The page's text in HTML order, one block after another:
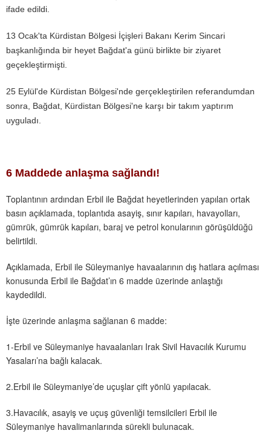
ifade edildi.
13 Ocak'ta Kürdistan Bölgesi İçişleri Bakanı Kerim Sincari
başkanlığında bir heyet Bağdat'a günü birlikte bir ziyaret
geçekleştirmişti.
25 Eylül'de Kürdistan Bölgesi'nde gerçekleştirilen referandumdan
sonra, Bağdat, Kürdistan Bölgesi'ne karşı bir takım yaptırım
uyguladı.
6 Maddede anlaşma sağlandı!
Toplantının ardından Erbil ile Bağdat heyetlerinden yapılan ortak
basın açıklamada, toplantıda asayiş, sınır kapıları, havayolları,
gümrük, gümrük kapıları, baraj ve petrol konularının görüşüldüğü
belirtildi.
Açıklamada, Erbil ile Süleymaniye havaalarının dış hatlara açılması
konusunda Erbil ile Bağdat’ın 6 madde üzerinde anlaştığı
kaydedildi.
İşte üzerinde anlaşma sağlanan 6 madde:
1-Erbil ve Süleymaniye havaalanları Irak Sivil Havacılık Kurumu
Yasaları’na bağlı kalacak.
2.Erbil ile Süleymaniye’de uçuşlar çift yönlü yapılacak.
3.Havacılık, asayiş ve uçuş güvenliği temsilcileri Erbil ile
Süleymaniye havalimanlarında sürekli bulunacak.